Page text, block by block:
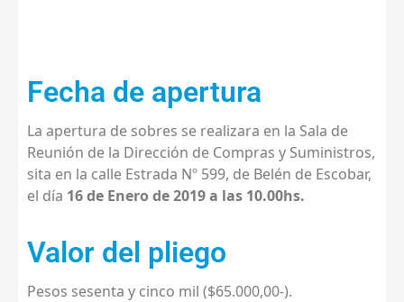
Fecha de apertura
La apertura de sobres se realizara en la Sala de
Reunión de la Dirección de Compras y Suministros,
sita en la calle Estrada Nº 599, de Belén de Escobar,
el día 16 de Enero de 2019 a las 10.00hs.
Valor del pliego
Pesos sesenta y cinco mil ($65.000,00-).